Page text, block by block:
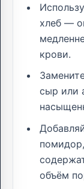
хлеб —
крови.
сыр или
объём